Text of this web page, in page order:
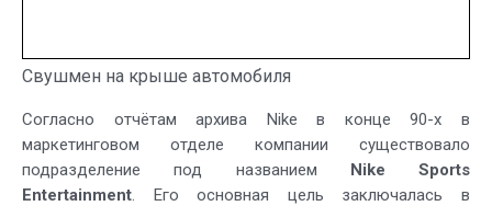
Свушмен на крыше автомобиля
Согласно отчётам архива Nike в конце 90-х в
маркетинговом отделе компании существовало
подразделение под названием Nike Sports
Entertainment. Его основная цель заключалась в